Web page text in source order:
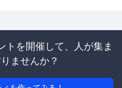
を開催して、人が集ま
ませんか？